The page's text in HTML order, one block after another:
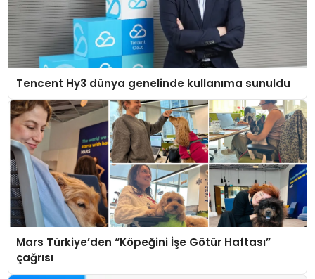
Tencent Hy3 dünya genelinde kullanıma sunuldu
Mars Türkiye’den “Köpeğini İşe Götür Haftası”
çağrısı